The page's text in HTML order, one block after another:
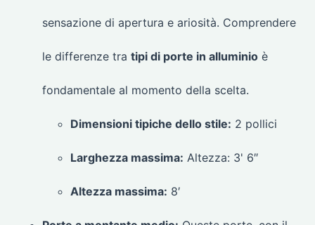
sensazione di apertura e ariosità. Comprendere
le differenze tra tipi di porte in alluminio è
fondamentale al momento della scelta.
Dimensioni tipiche dello stile: 2 pollici
Larghezza massima: Altezza: 3' 6″
Altezza massima: 8′